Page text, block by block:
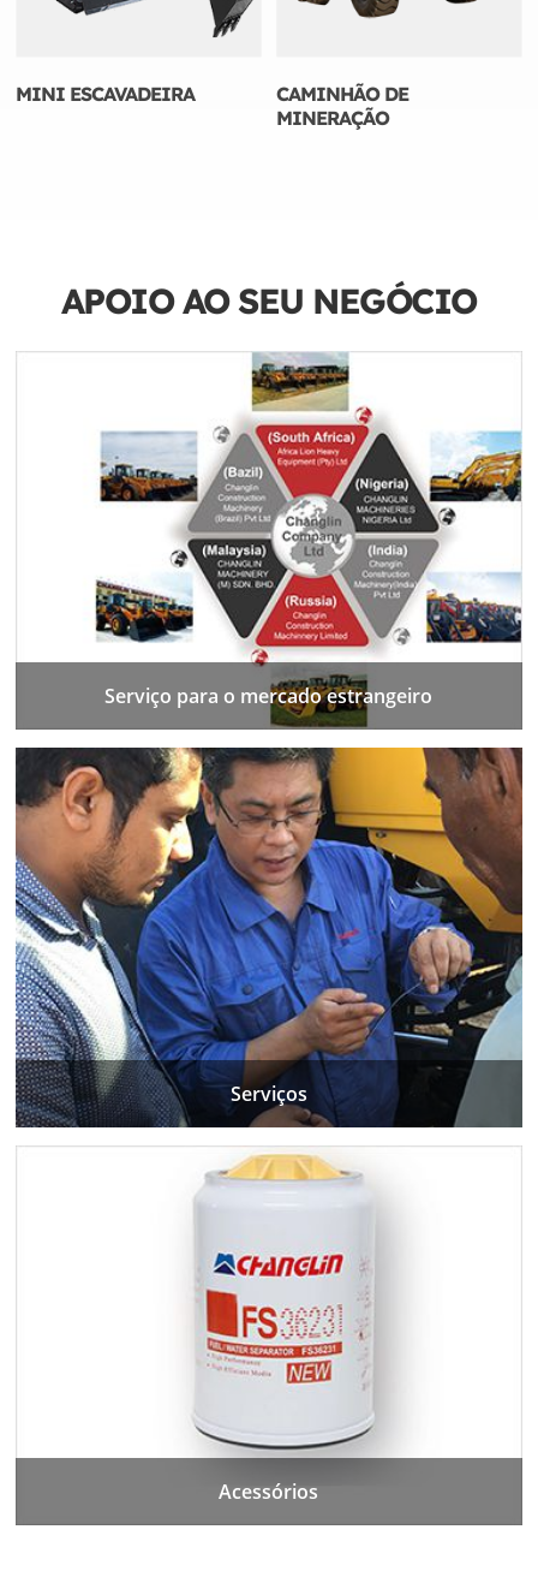
MINI ESCAVADEIRA
CAMINHÃO DE
MINERAÇÃO
APOIO AO SEU NEGÓCIO
Serviço para o mercado estrangeiro
Serviços
Acessórios